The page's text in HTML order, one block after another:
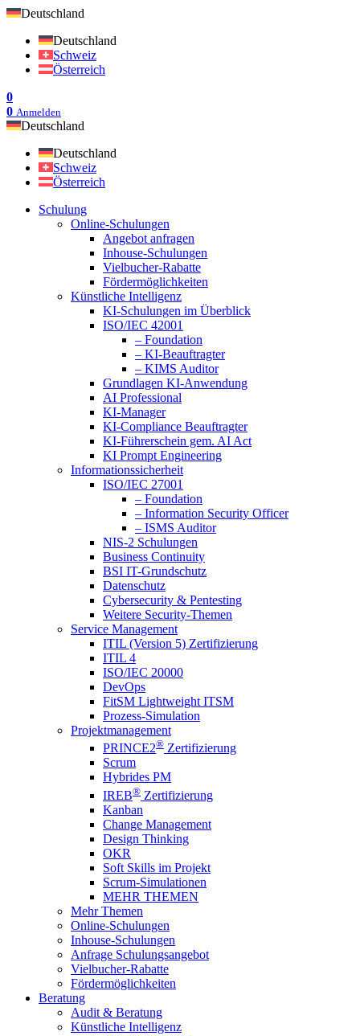
Deutschland
Deutschland
Schweiz
Österreich
0
0 Anmelden
Deutschland
Deutschland
Schweiz
Österreich
Schulung
Online-Schulungen
Angebot anfragen
Inhouse-Schulungen
Vielbucher-Rabatte
Fördermöglichkeiten
Künstliche Intelligenz
KI-Schulungen im Überblick
ISO/IEC 42001
– Foundation
– KI-Beauftragter
– KIMS Auditor
Grundlagen KI-Anwendung
AI Professional
KI-Manager
KI-Compliance Beauftragter
KI-Führerschein gem. AI Act
KI Prompt Engineering
Informationssicherheit
ISO/IEC 27001
– Foundation
– Information Security Officer
– ISMS Auditor
NIS-2 Schulungen
Business Continuity
BSI IT-Grundschutz
Datenschutz
Cybersecurity & Pentesting
Weitere Security-Themen
Service Management
ITIL (Version 5) Zertifizierung
ITIL 4
ISO/IEC 20000
DevOps
FitSM Lightweight ITSM
Prozess-Simulation
Projektmanagement
PRINCE2® Zertifizierung
Scrum
Hybrides PM
IREB® Zertifizierung
Kanban
Change Management
Design Thinking
OKR
Soft Skills im Projekt
Scrum-Simulationen
MEHR THEMEN
Mehr Themen
Online-Schulungen
Inhouse-Schulungen
Anfrage Schulungsangebot
Vielbucher-Rabatte
Fördermöglichkeiten
Beratung
Audit & Beratung
Künstliche Intelligenz